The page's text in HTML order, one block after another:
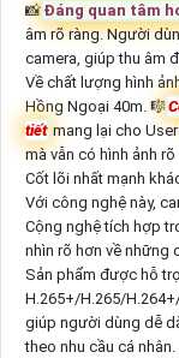
📸 Đáng quan tâm
âm rõ ràng. Người
camera, giúp thu âm
Về chất lượng hình
Hồng Ngoại 40m. 🎼️
tiết mang lại cho
mà vẫn có hình ảnh
Cốt lõi nhất mạnh
Với công nghệ này,
Cộng nghệ tích hợp
nhìn rõ hơn về những
Sản phẩm được hỗ
H.265+/H.265/
giúp người dùng dễ
theo nhu cầu cá nhân.